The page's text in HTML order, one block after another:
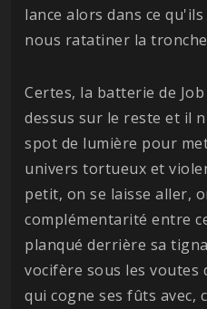
lance alors dans ce
nous ratatiner la
Certes, la batterie de
dessus sur le reste et il
spot de lumière pour
univers tortueux et
petit, on se laisse aller,
complémentarité entre
planqué derrière sa
vocifère sous les voutes
qui cogne ses fûts avec,